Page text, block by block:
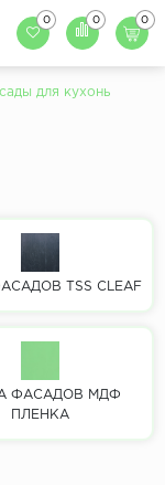
Назад
Кухонный фартук
0 0 0
для кухонь
TSS CLEAF
ФАСАДОВ МДФ
ПЛЕНКА